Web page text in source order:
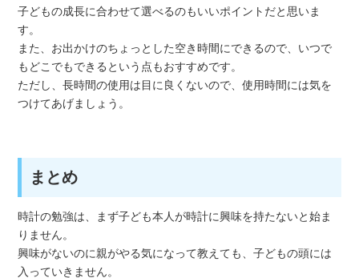
子どもの成長に合わせて選べるのもいいポイントだと思いま
す。
また、お出かけのちょっとした空き時間にできるので、いつで
もどこでもできるという点もおすすめです。
ただし、長時間の使用は目に良くないので、使用時間には気を
つけてあげましょう。
まとめ
時計の勉強は、まず子ども本人が時計に興味を持たないと始ま
りません。
興味がないのに親がやる気になって教えても、子どもの頭には
入っていきません。